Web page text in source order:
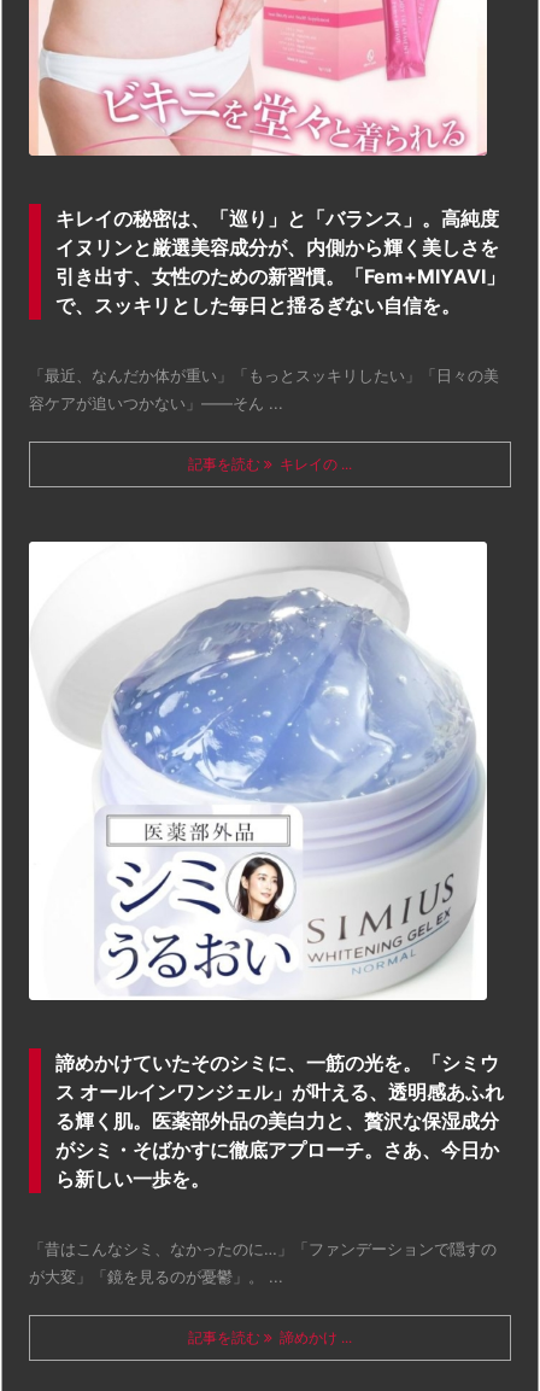
キレイの秘密は、「巡り」と「バランス」。高純度
イヌリンと厳選美容成分が、内側から輝く美しさを
引き出す、女性のための新習慣。「Fem+MIYAVI」
で、スッキリとした毎日と揺るぎない自信を。
「最近、なんだか体が重い」「もっとスッキリしたい」「日々の美
容ケアが追いつかない」――そん ...
記事を読む キレイの ...
諦めかけていたそのシミに、一筋の光を。「シミウ
ス オールインワンジェル」が叶える、透明感あふれ
る輝く肌。医薬部外品の美白力と、贅沢な保湿成分
がシミ・そばかすに徹底アプローチ。さあ、今日か
ら新しい一歩を。
「昔はこんなシミ、なかったのに…」「ファンデーションで隠すの
が大変」「鏡を見るのが憂鬱」。 ...
記事を読む 諦めかけ ...